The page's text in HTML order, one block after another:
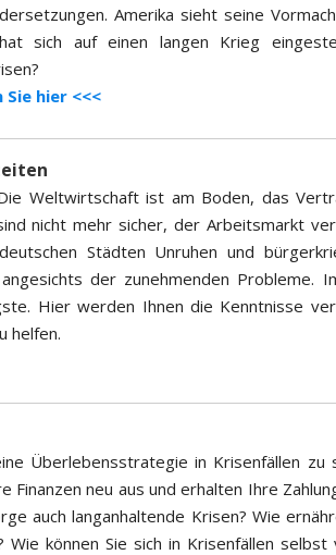
Amerika sieht seine
sich auf einen langen Krieg
hier <<<
Weltwirtschaft ist am Boden, das
nicht mehr sicher, der Arbeitsmarkt
Städten Unruhen und
der zunehmenden Probleme.
Hier werden Ihnen die Kenntnisse
helfen.
Überlebensstrategie in Krisenfällen zu
Finanzen neu aus und erhalten Ihre
auch langanhaltende Krisen? Wie
können Sie sich in Krisenfällen selbst